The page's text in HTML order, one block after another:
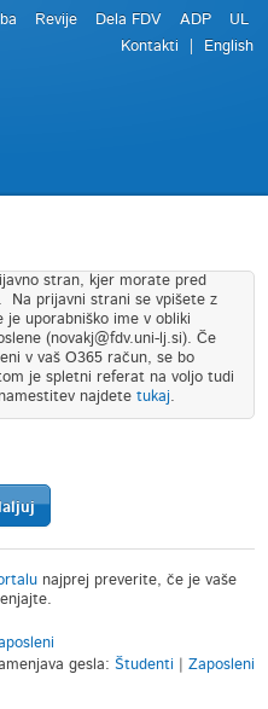
Revije Dela FDV ADP
UL
Kontakti
English
stran, kjer morate pred
Na prijavni strani se vpišete z
uporabniško ime v obliki
(novakj@fdv.uni-lj.si). Če
v vaš O365 račun, se bo
je spletni referat na voljo tudi
najdetetukaj.
najprej preverite, če je vaše
gesla: Študenti Zaposleni